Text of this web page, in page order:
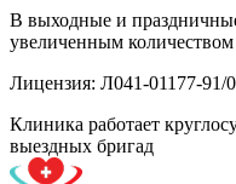
В выходные и
увеличенным
Лицензия: Л041-01177-91/
Клиника работает
выездных бригад